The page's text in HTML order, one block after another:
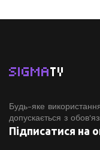
SIGMATV
Будь-яке
допускається з
Підписатися на